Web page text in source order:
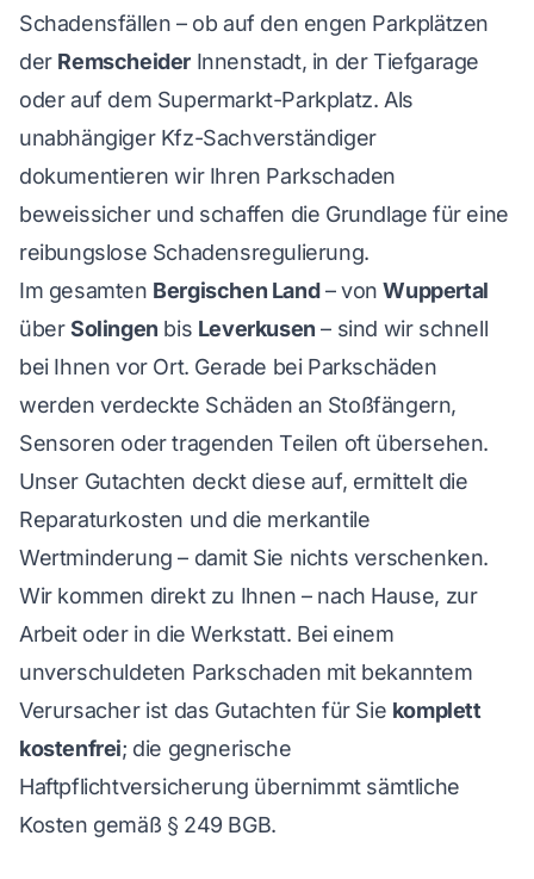
Schadensfällen – ob auf den engen Parkplätzen
der Remscheider Innenstadt, in der Tiefgarage
oder auf dem Supermarkt-Parkplatz. Als
unabhängiger Kfz-Sachverständiger
dokumentieren wir Ihren Parkschaden
beweissicher und schaffen die Grundlage für eine
reibungslose Schadensregulierung.
Im gesamten Bergischen Land– vonWuppertal
überSolingen bis Leverkusen – sind wir schnell
bei Ihnen vor Ort. Gerade bei Parkschäden
werden verdeckte Schäden an Stoßfängern,
Sensoren oder tragenden Teilen oft übersehen.
Unser Gutachten deckt diese auf, ermittelt die
Reparaturkosten und die merkantile
Wertminderung – damit Sie nichts verschenken.
Wir kommen direkt zu Ihnen – nach Hause, zur
Arbeit oder in die Werkstatt. Bei einem
unverschuldeten Parkschaden mit bekanntem
Verursacher ist das Gutachten für Sie komplett
kostenfrei; die gegnerische
Haftpflichtversicherung übernimmt sämtliche
Kosten gemäß § 249 BGB.